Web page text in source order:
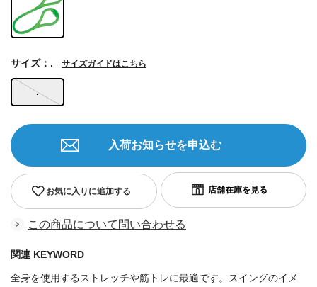
.
サイズ：. サイズガイドはこちら
お気に入りに追加する
入荷お知らせを申込む
この商品について問い合わせる
関連 KEYWORD
全身を使用するストレッチや筋トレに最適です。スイングのイメ